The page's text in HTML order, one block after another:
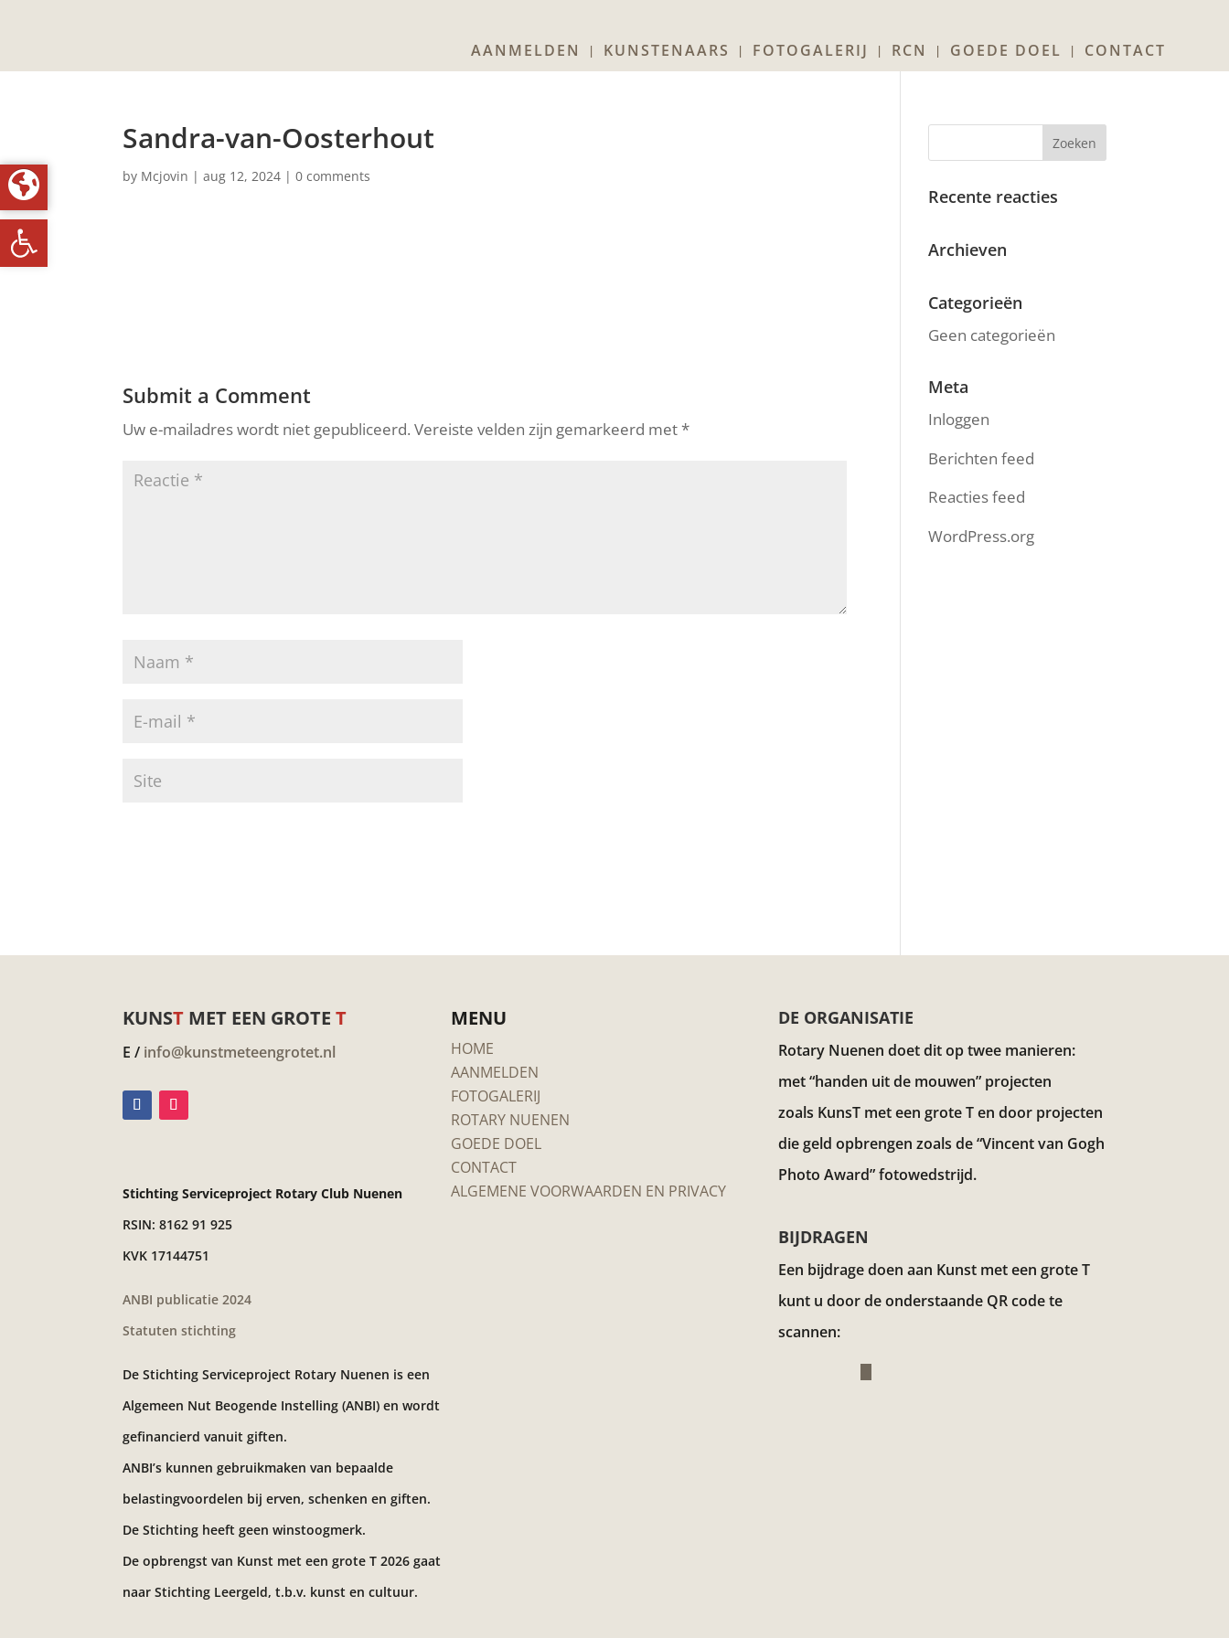
Toolbar openen
AANMELDEN KUNSTENAARS FOTOGALERIJ RCN GOEDE DOEL CONTACT
Sandra-van-Oosterhout
by Mcjovin |aug 12, 2024 |0 comments
Submit a Comment
Uw e-mailadres wordt niet gepubliceerd. Vereiste velden zijn gemarkeerd met*
Recente reacties
Archieven
Categorieën
Geen categorieën
Meta
Inloggen
Berichten feed
Reacties feed
WordPress.org
KUNST MET EEN GROTET
E / info@kunstmeteengrotet.nl
Stichting Serviceproject Rotary Club Nuenen
RSIN: 8162 91 925
KVK 17144751
ANBI publicatie 2024
Statuten stichting
De Stichting Serviceproject Rotary Nuenen is een
Algemeen Nut Beogende Instelling (ANBI) en wordt
gefinancierd vanuit giften.
ANBI’s kunnen gebruikmaken van bepaalde
belastingvoordelen bij erven, schenken en giften.
De Stichting heeft geen winstoogmerk.
De opbrengst van Kunst met een grote T 2026 gaat
naar Stichting Leergeld, t.b.v. kunst en cultuur.
MENU
HOME
AANMELDEN
FOTOGALERIJ
ROTARY NUENEN
GOEDE DOEL
CONTACT
ALGEMENE VOORWAARDEN EN PRIVACY
DE ORGANISATIE
Rotary Nuenen doet dit op twee manieren:
met “handen uit de mouwen” projecten
zoals KunsT met een grote T en door projecten
die geld opbrengen zoals de “Vincent van Gogh
Photo Award”fotowedstrijd.
BIJDRAGEN
Een bijdrage doen aan Kunst met een grote T
kunt u door de onderstaande QR code te
scannen: